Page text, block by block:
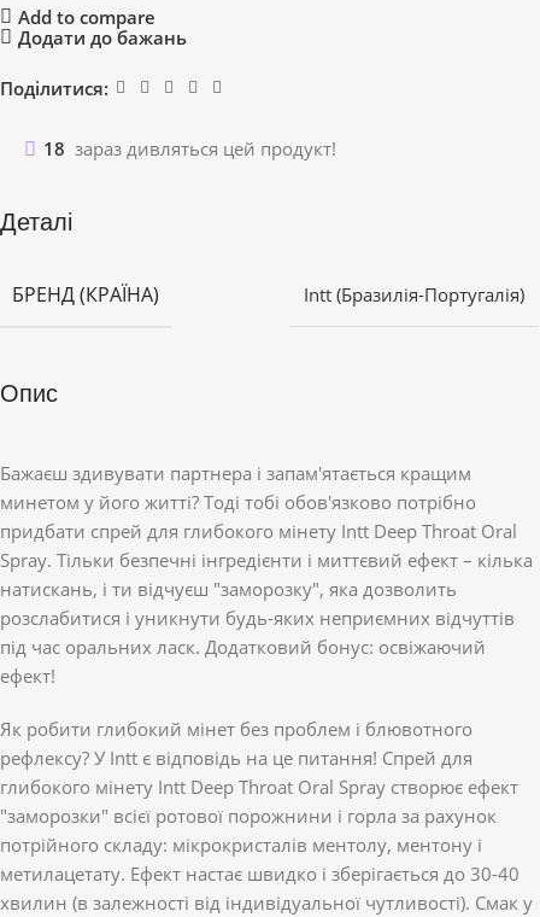
Add to compare
Додати до бажань
Поділитися:
18 зараз дивляться цей продукт!
Деталі
БРЕНД (КРАЇНА) Intt (Бразилія-Португалія)
Опис
Бажаєш здивувати партнера і запам'ятається кращим
минетом у його житті? Тоді тобі обов'язково потрібно
придбати спрей для глибокого мінету Intt Deep Throat Oral
Spray. Тільки безпечні інгредієнти і миттєвий ефект – кілька
натискань, і ти відчуєш "заморозку", яка дозволить
розслабитися і уникнути будь-яких неприємних відчуттів
під час оральних ласк. Додатковий бонус: освіжаючий
ефект!
Як робити глибокий мінет без проблем і блювотного
рефлексу? У Intt є відповідь на це питання! Спрей для
глибокого мінету Intt Deep Throat Oral Spray створює ефект
"заморозки" всієї ротової порожнини і горла за рахунок
потрійного складу: мікрокристалів ментолу, ментону і
метилацетату. Ефект настає швидко і зберігається до 30-40
хвилин (в залежності від індивідуальної чутливості). Смак у